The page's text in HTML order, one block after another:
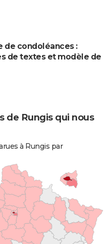
de condoléances :
de textes et modèle de
de Rungis qui nous
à Rungis par